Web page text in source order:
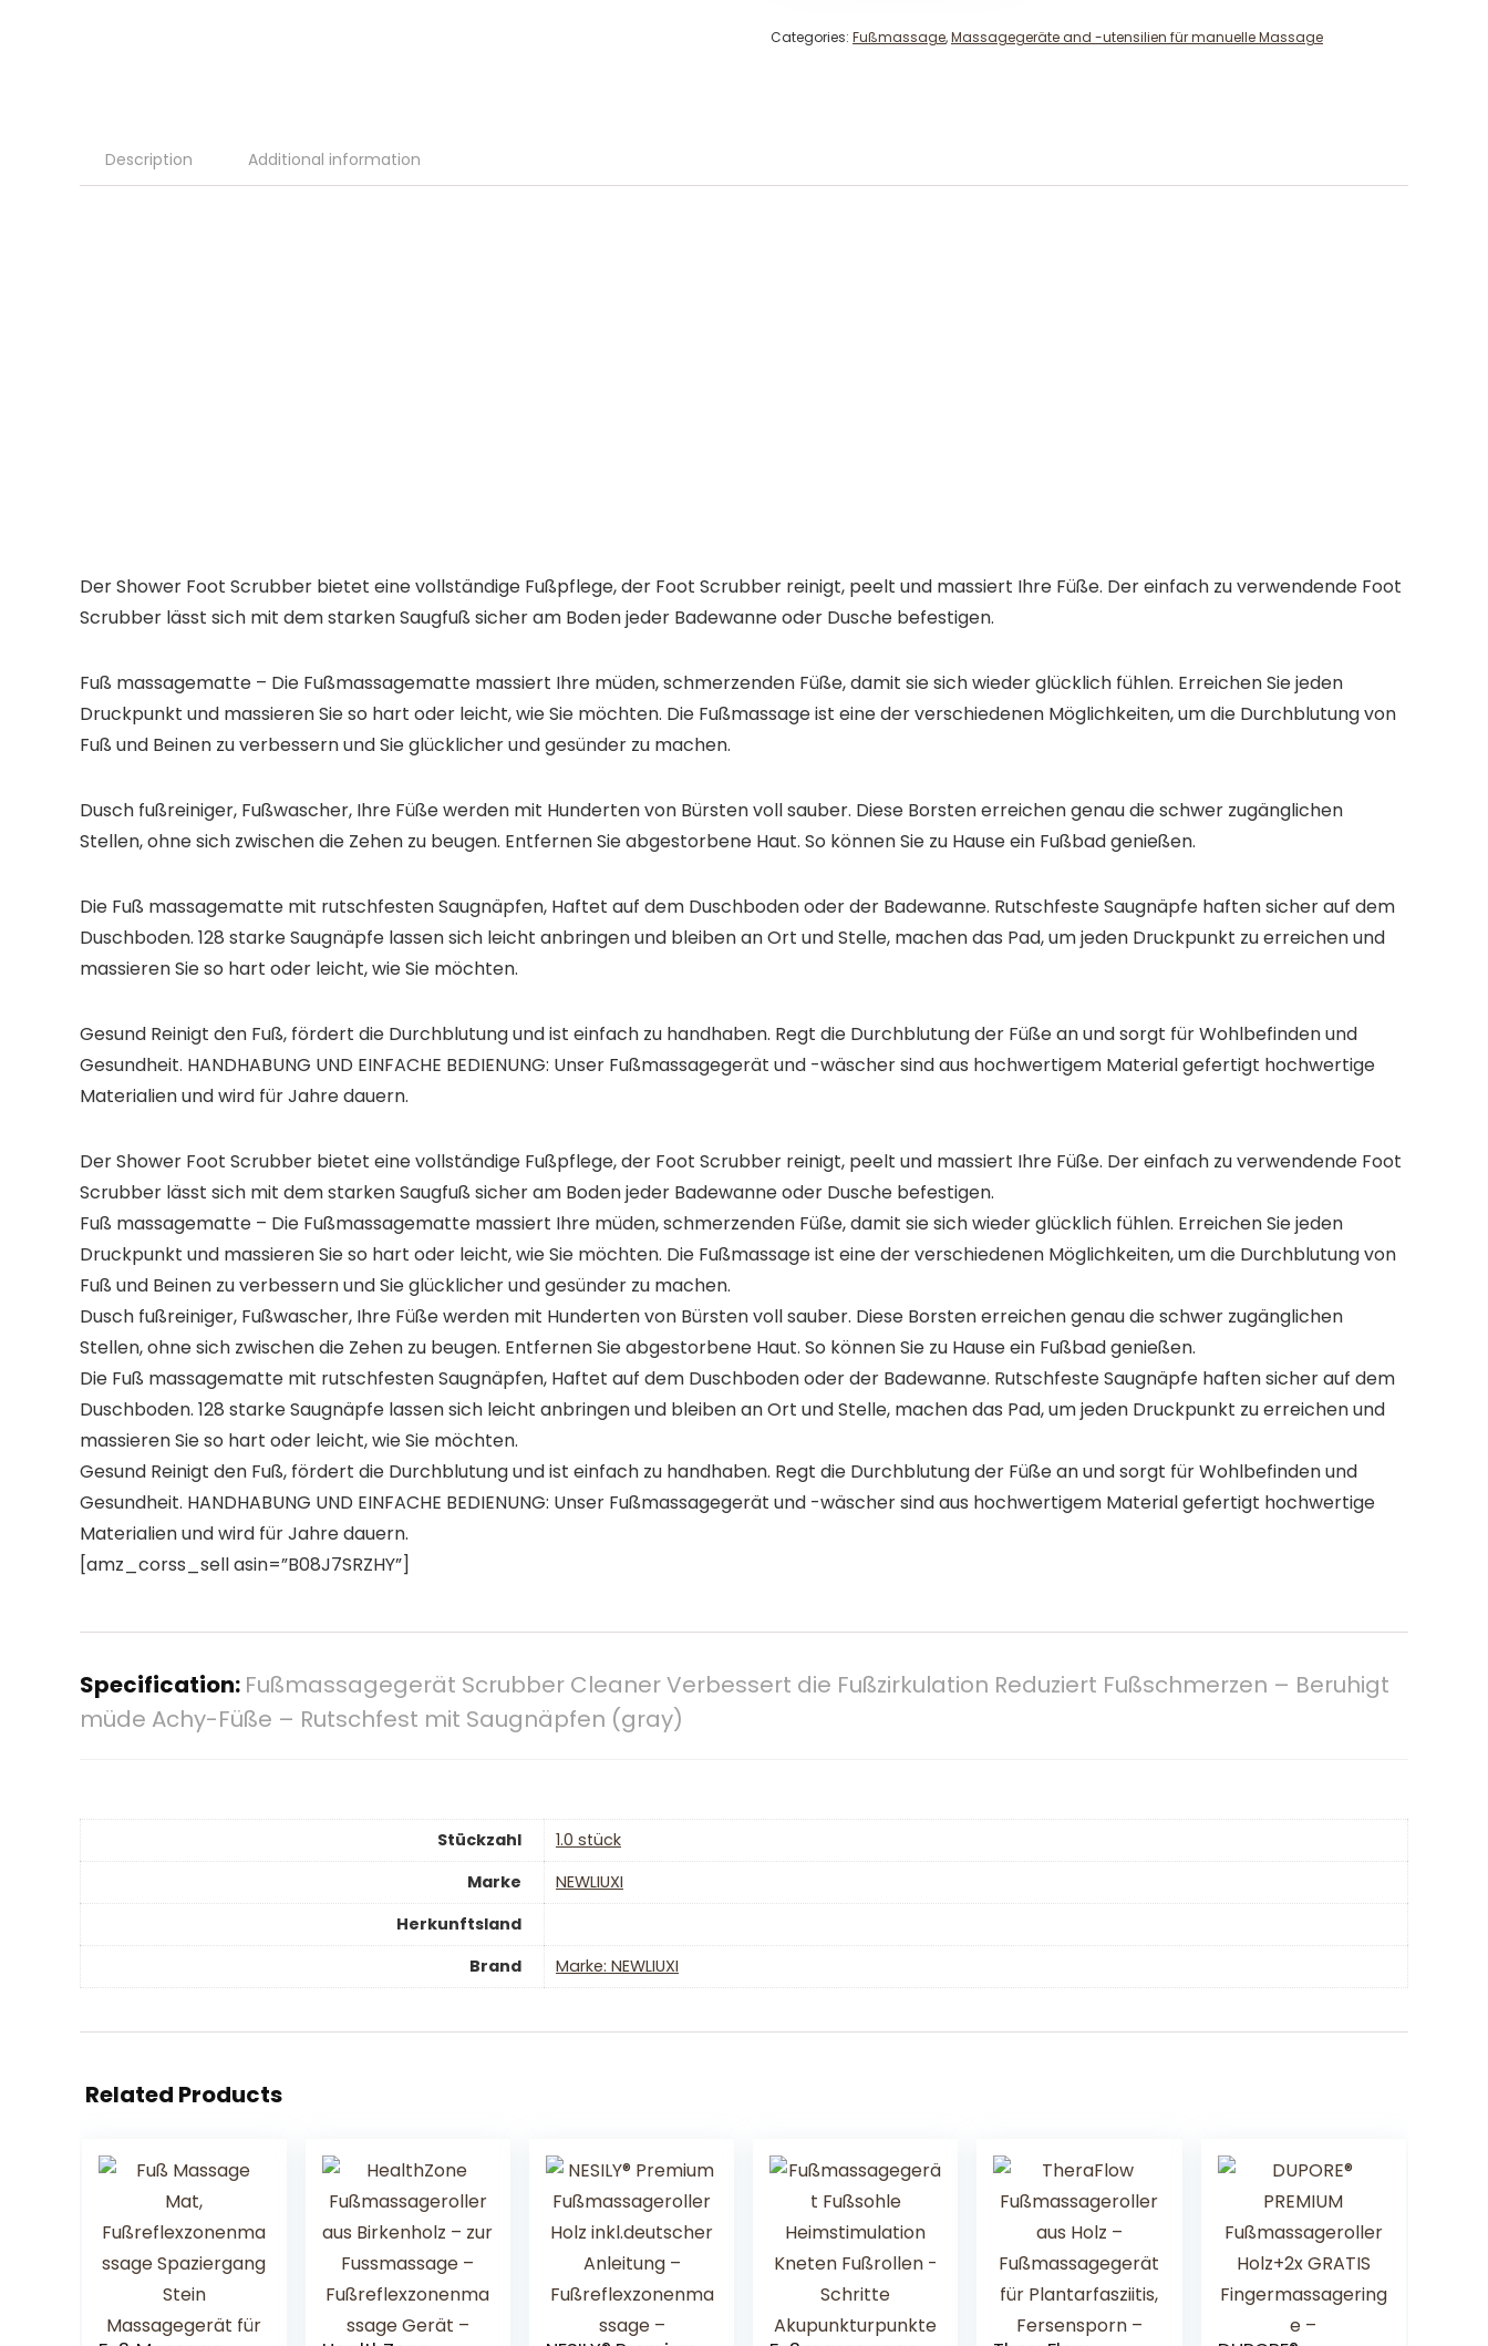
Categories: Fußmassage,Massagegeräte and -utensilien für manuelle Massage
Description Additional information
Der Shower Foot Scrubber bietet eine vollständige Fußpflege, der Foot Scrubber reinigt, peelt und massiert Ihre Füße. Der einfach zu verwendende Foot
Scrubber lässt sich mit dem starken Saugfuß sicher am Boden jeder Badewanne oder Dusche befestigen.
Fuß massagematte – Die Fußmassagematte massiert Ihre müden, schmerzenden Füße, damit sie sich wieder glücklich fühlen. Erreichen Sie jeden
Druckpunkt und massieren Sie so hart oder leicht, wie Sie möchten. Die Fußmassage ist eine der verschiedenen Möglichkeiten, um die Durchblutung von
Fuß und Beinen zu verbessern und Sie glücklicher und gesünder zu machen.
Dusch fußreiniger, Fußwascher, Ihre Füße werden mit Hunderten von Bürsten voll sauber. Diese Borsten erreichen genau die schwer zugänglichen
Stellen, ohne sich zwischen die Zehen zu beugen. Entfernen Sie abgestorbene Haut. So können Sie zu Hause ein Fußbad genießen.
Die Fuß massagematte mit rutschfesten Saugnäpfen, Haftet auf dem Duschboden oder der Badewanne. Rutschfeste Saugnäpfe haften sicher auf dem
Duschboden. 128 starke Saugnäpfe lassen sich leicht anbringen und bleiben an Ort und Stelle, machen das Pad, um jeden Druckpunkt zu erreichen und
massieren Sie so hart oder leicht, wie Sie möchten.
Gesund Reinigt den Fuß, fördert die Durchblutung und ist einfach zu handhaben. Regt die Durchblutung der Füße an und sorgt für Wohlbefinden und
Gesundheit. HANDHABUNG UND EINFACHE BEDIENUNG: Unser Fußmassagegerät und -wäscher sind aus hochwertigem Material gefertigt hochwertige
Materialien und wird für Jahre dauern.
Der Shower Foot Scrubber bietet eine vollständige Fußpflege, der Foot Scrubber reinigt, peelt und massiert Ihre Füße. Der einfach zu verwendende Foot
Scrubber lässt sich mit dem starken Saugfuß sicher am Boden jeder Badewanne oder Dusche befestigen.
Fuß massagematte – Die Fußmassagematte massiert Ihre müden, schmerzenden Füße, damit sie sich wieder glücklich fühlen. Erreichen Sie jeden
Druckpunkt und massieren Sie so hart oder leicht, wie Sie möchten. Die Fußmassage ist eine der verschiedenen Möglichkeiten, um die Durchblutung von
Fuß und Beinen zu verbessern und Sie glücklicher und gesünder zu machen.
Dusch fußreiniger, Fußwascher, Ihre Füße werden mit Hunderten von Bürsten voll sauber. Diese Borsten erreichen genau die schwer zugänglichen
Stellen, ohne sich zwischen die Zehen zu beugen. Entfernen Sie abgestorbene Haut. So können Sie zu Hause ein Fußbad genießen.
Die Fuß massagematte mit rutschfesten Saugnäpfen, Haftet auf dem Duschboden oder der Badewanne. Rutschfeste Saugnäpfe haften sicher auf dem
Duschboden. 128 starke Saugnäpfe lassen sich leicht anbringen und bleiben an Ort und Stelle, machen das Pad, um jeden Druckpunkt zu erreichen und
massieren Sie so hart oder leicht, wie Sie möchten.
Gesund Reinigt den Fuß, fördert die Durchblutung und ist einfach zu handhaben. Regt die Durchblutung der Füße an und sorgt für Wohlbefinden und
Gesundheit. HANDHABUNG UND EINFACHE BEDIENUNG: Unser Fußmassagegerät und -wäscher sind aus hochwertigem Material gefertigt hochwertige
Materialien und wird für Jahre dauern.
[amz_corss_sell asin=”B08J7SRZHY”]
Specification: Fußmassagegerät Scrubber Cleaner Verbessert die Fußzirkulation Reduziert Fußschmerzen – Beruhigt
müde Achy-Füße – Rutschfest mit Saugnäpfen (gray)
Stückzahl
‎1.0 stück
Marke
‎NEWLIUXI
Herkunftsland
Brand
Marke: NEWLIUXI
Related Products